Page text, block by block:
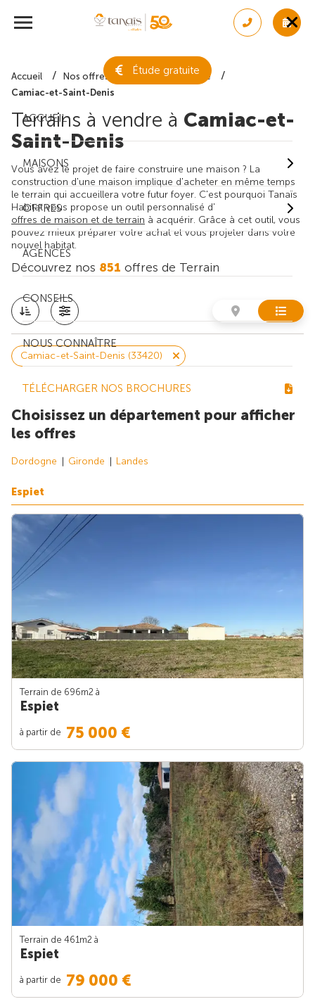
Étude gratuite
ACCUEIL
MAISONS
OFFRES
AGENCES
CONSEILS
NOUS CONNAÎTRE
TÉLÉCHARGER NOS BROCHURES
Accueil Nos offres de terrain
Gironde
Camiac-et-Saint-Denis
Terrains à vendre à Camiac-et-
Saint-Denis
Vous avez le projet de faire construire une maison ? La
construction d'une maison implique d'acheter en même temps
le terrain qui accueillera votre futur foyer. C'est pourquoi Tanaïs
Habitat vous propose un outil personnalisé d'
offres de maison et de terrain à acquérir. Grâce à cet outil, vous
pouvez mieux préparer votre achat et vous projeter dans votre
nouvel habitat.
Découvrez nos 851 offres de Terrain
Camiac-et-Saint-Denis (33420)
Choisissez un département pour afficher
les offres
Dordogne Gironde Landes
Espiet
Terrain de 696m2 à
Espiet
à partir de 75 000 €
Terrain de 461m2 à
Espiet
à partir de 79 000 €